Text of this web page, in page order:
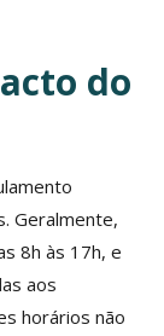
do
Geralmente,
8h às 17h, e
aos
horários não